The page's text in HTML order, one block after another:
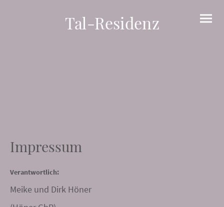
Tal-Residenz
Impressum
Verantwortlich:
Meike und Dirk Höner